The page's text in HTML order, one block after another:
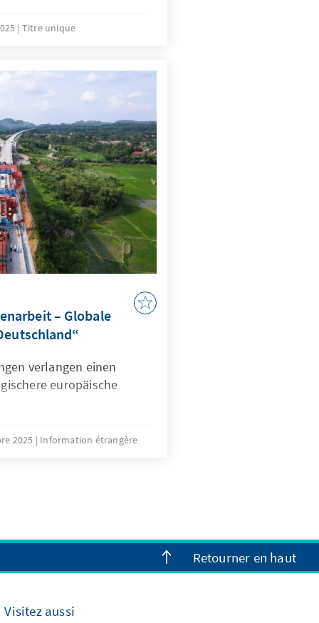
and public
edited by Stefan Samse
an introduction by Mark
Adda.
Titre unique
– Globale
verlangen einen
europäische
2025 Information étrangère
Retourner en haut
Visitez aussi